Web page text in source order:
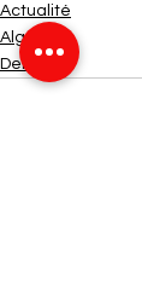
Actualité
Algérie
Debunk